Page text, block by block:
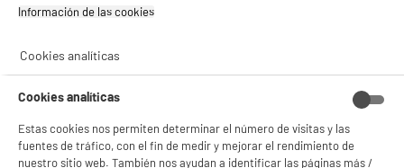
4.6/5(18)
64
ELECTROCHOLLOS
Información de las cookies‎
Cookies analíticas
Cookies analíticas
Estas cookies nos permiten determinar el número de visitas y las
fuentes de tráfico, con el fin de medir y mejorar el rendimiento de
nuestro sitio web. También nos ayudan a identificar las páginas más /